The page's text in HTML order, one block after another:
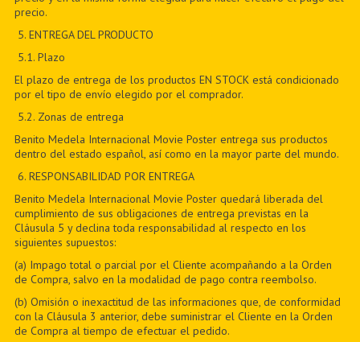
precio.
5. ENTREGA DEL PRODUCTO
5.1. Plazo
El plazo de entrega de los productos EN STOCK está condicionado
por el tipo de envío elegido por el comprador.
5.2. Zonas de entrega
Benito Medela Internacional Movie Poster entrega sus productos
dentro del estado español, así como en la mayor parte del mundo.
6. RESPONSABILIDAD POR ENTREGA
Benito Medela Internacional Movie Poster quedará liberada del
cumplimiento de sus obligaciones de entrega previstas en la
Cláusula 5 y declina toda responsabilidad al respecto en los
siguientes supuestos:
(a) Impago total o parcial por el Cliente acompañando a la Orden
de Compra, salvo en la modalidad de pago contra reembolso.
(b) Omisión o inexactitud de las informaciones que, de conformidad
con la Cláusula 3 anterior, debe suministrar el Cliente en la Orden
de Compra al tiempo de efectuar el pedido.